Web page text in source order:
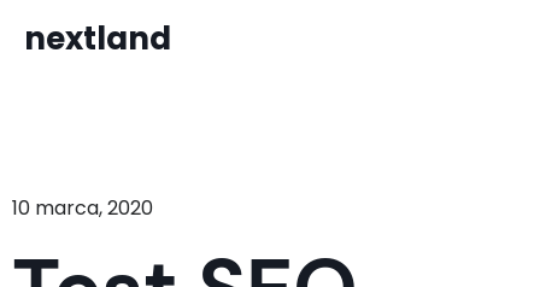
nextland
10 marca, 2020